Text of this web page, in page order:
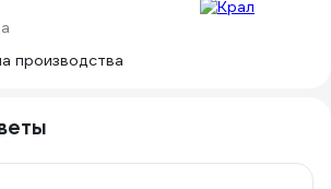
производства